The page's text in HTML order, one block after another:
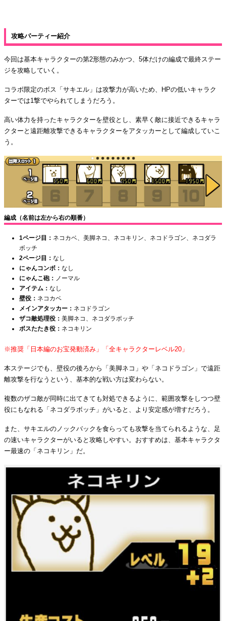
攻略パーティー紹介
今回は基本キャラクターの第2形態のみかつ、5体だけの編成で最終ステー
ジを攻略していく。
コラボ限定のボス「サキエル」は攻撃力が高いため、HPの低いキャラク
ターでは1撃でやられてしまうだろう。
高い体力を持ったキャラクターを壁役とし、素早く敵に接近できるキャラ
クターと遠距離攻撃できるキャラクターをアタッカーとして編成していこ
う。
編成（名前は左から右の順番）
1ページ目： ネコカベ、美脚ネコ、ネコキリン、ネコドラゴン、ネコダラ
ボッチ
2ページ目： なし
にゃんコンボ： なし
にゃんこ砲： ノーマル
アイテム： なし
壁役： ネコカベ
メインアタッカー： ネコドラゴン
ザコ敵処理役： 美脚ネコ、ネコダラボッチ
ボスたたき役： ネコキリン
※推奨「日本編のお宝発動済み」「全キャラクターレベル20」
本ステージでも、壁役の後ろから「美脚ネコ」や「ネコドラゴン」で遠距
離攻撃を行なうという、基本的な戦い方は変わらない。
複数のザコ敵が同時に出てきても対処できるように、範囲攻撃をしつつ壁
役にもなれる「ネコダラボッチ」がいると、より安定感が増すだろう。
また、サキエルのノックバックを食らっても攻撃を当てられるような、足
の速いキャラクターがいると攻略しやすい。おすすめは、基本キャラクタ
ー最速の「ネコキリン」だ。